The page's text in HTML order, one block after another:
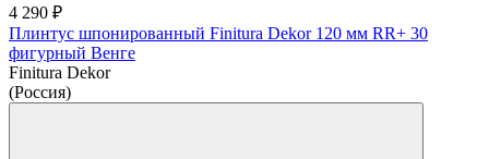
4 290 ₽
Плинтус шпонированный Finitura Dekor 120 мм RR+ 30
фигурный Венге
Finitura Dekor
(Россия)